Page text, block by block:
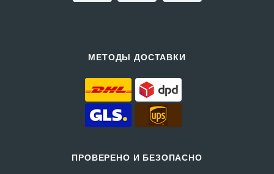
МЕТОДЫ ДОСТАВКИ
ПРОВЕРЕНО И БЕЗОПАСНО